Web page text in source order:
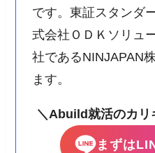
です。東証スタンダ
式会社ＯＤＫソリュ
社であるNINJAPAN
ます。
＼Abuild就活のカリ
まずは